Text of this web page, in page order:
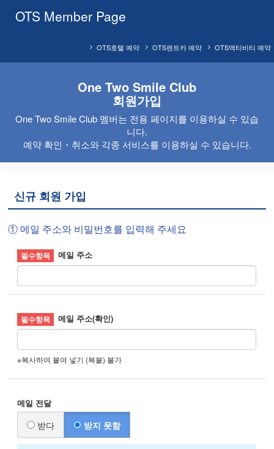
OTS Member Page
OTS액티비티 예약
OTS렌트카 예약
OTS호텔 예약
One Two Smile Club
회원가입
One Two Smile Club 멤버는 전용 페이지를 이용하실 수 있습
니다.
예약 확인・취소와 각종 서비스를 이용하실 수 있습니다.
신규 회원 가입
① 메일 주소와 비밀번호를 입력해 주세요
메일 주소
메일 주소(확인)
※복사하여 붙여 넣기 (복붙) 불가
메일 전달
받다 받지 못함